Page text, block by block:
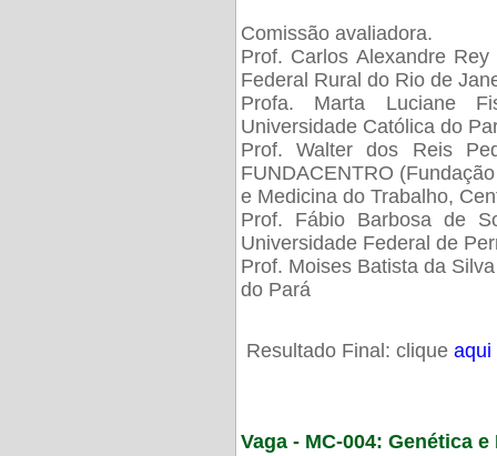
Comissão avaliadora.
Prof. Carlos Alexandre
Federal Rural do Rio de
Profa. Marta Luciane
Universidade Católica do
Prof. Walter dos Reis
FUNDACENTRO
e Medicina do Trabalho,
Prof. Fábio Barbosa de
Universidade Federal de
Prof. Moises Batista da
do Pará
Resultado Final: clique aqui
Vaga - MC-004: Genética